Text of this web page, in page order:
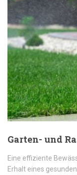
Garten- und
Eine effiziente
Erhalt eines